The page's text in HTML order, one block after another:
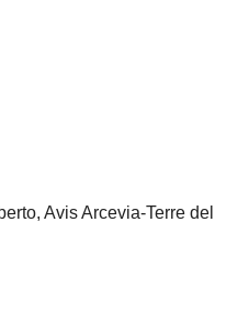
Avis Arcevia-Terre del